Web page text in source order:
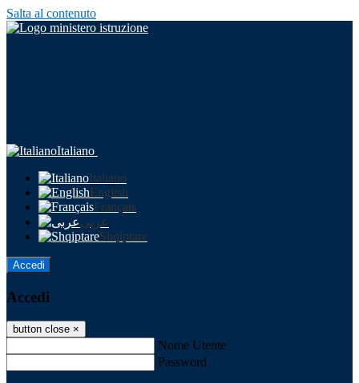
Salta al contenuto
Italiano
Italiano
English
Français
عربى
Shqiptare
Accedi
Accedi
button close ×
Nome Utente
Password